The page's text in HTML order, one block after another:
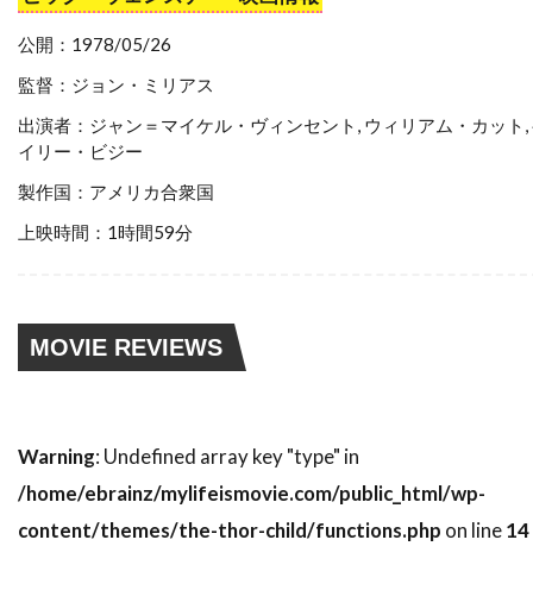
スティーブン・ゴールドステイン
スティーブン・ザイリアン
スティーブン・シャイラー
スティーブン・スピルバーグ
スティーブ・アンティン
スティーブ・クロッパー
スティーヴン・B・ポスター
スティーヴン・E・リフキン
スティーヴン・H・ブラム
公開：1978/05/26
監督：ジョン・ミリアス
出演者：ジャン＝マイケル・ヴィンセント, ウィリアム・カット,
イリー・ビジー
製作国：アメリカ合衆国
上映時間：1時間59分
MOVIE REVIEWS
Warning: Undefined array key "type" in
/home/ebrainz/mylifeismovie.com/public_html/wp-
content/themes/the-thor-child/functions.php on line14